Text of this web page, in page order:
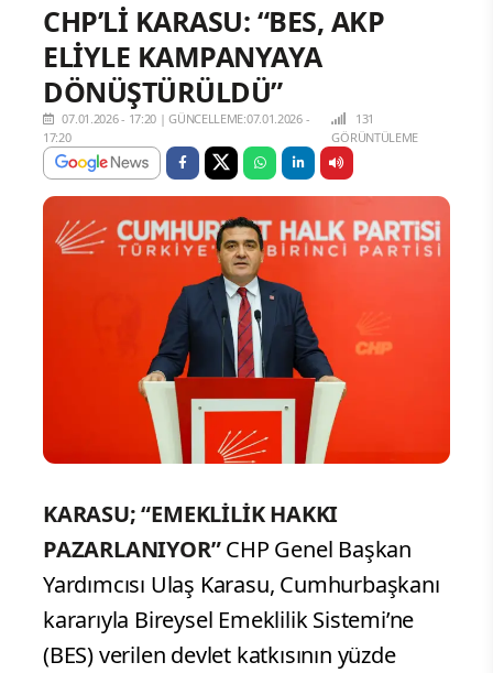
CHP’Lİ KARASU: “BES, AKP
ELİYLE KAMPANYAYA
DÖNÜŞTÜRÜLDÜ”
07.01.2026 - 17:20 |GÜNCELLEME:07.01.2026 -
17:20
131
GÖRÜNTÜLEME
KARASU; “EMEKLİLİK HAKKI
PAZARLANIYOR”CHP Genel Başkan
Yardımcısı Ulaş Karasu, Cumhurbaşkanı
kararıyla Bireysel Emeklilik Sistemi’ne
(BES) verilen devlet katkısının yüzde